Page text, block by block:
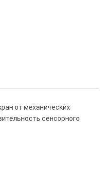
от механических
сенсорного